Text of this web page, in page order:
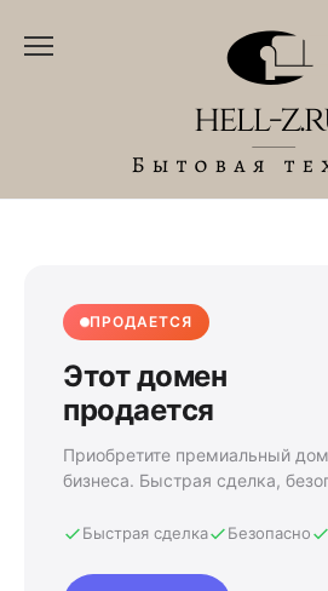
ПРОДАЕТСЯ
Этот домен
продается
Приобретите премиальный
бизнеса. Быстрая сделка,
Быстрая сделка Безопасно